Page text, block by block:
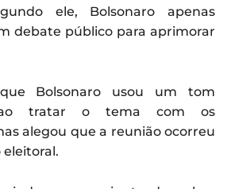
ele, Bolsonaro apenas
debate público para aprimorar
Bolsonaro usou um tom
ao tratar o tema com os
alegou que a reunião ocorreu